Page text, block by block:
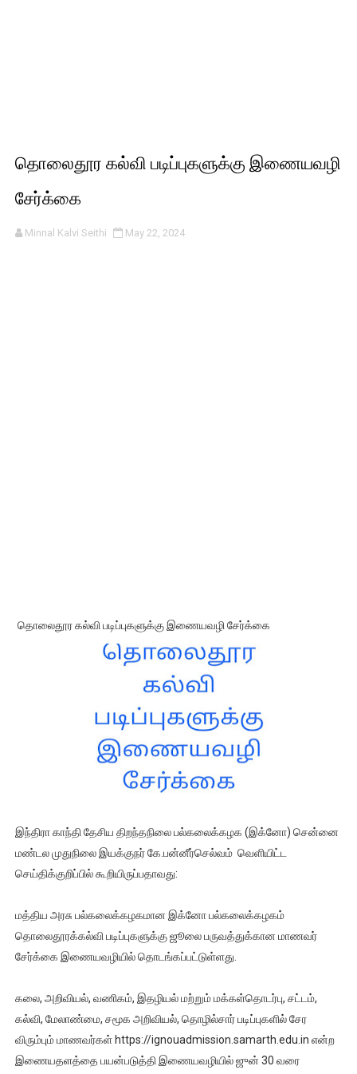
தொலைதூர கல்வி படிப்புகளுக்கு இணையவழி
சேர்க்கை
Minnal Kalvi Seithi May 22, 2024
தொலைதூர கல்வி படிப்புகளுக்கு இணையவழி சேர்க்கை
இந்திரா காந்தி தேசிய திறந்தநிலை பல்கலைக்கழக (இக்னோ) சென்னை
மண்டல முதுநிலை இயக்குநர் கே.பன்னீர்செல்வம் வெளியிட்ட
செய்திக்குறிப்பில் கூறியிருப்பதாவது:
மத்திய அரசு பல்கலைக்கழகமான இக்னோ பல்கலைக்கழகம்
தொலைதூரக்கல்வி படிப்புகளுக்கு ஜூலை பருவத்துக்கான மாணவர்
சேர்க்கை இணையவழியில் தொடங்கப்பட்டுள்ளது.
கலை, அறிவியல், வணிகம், இதழியல் மற்றும் மக்கள்தொடர்பு, சட்டம்,
கல்வி, மேலாண்மை, சமூக அறிவியல், தொழில்சார் படிப்புகளில் சேர
விரும்பும் மாணவர்கள் https://ignouadmission.samarth.edu.in என்ற
இணையதளத்தை பயன்படுத்தி இணையவழியில் ஜுன் 30 வரை